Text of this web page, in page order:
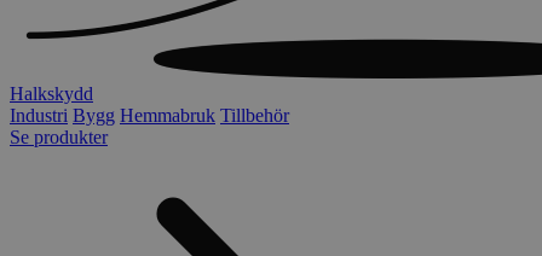
Halkskydd
Industri Bygg Hemmabruk Tillbehör
Se produkter